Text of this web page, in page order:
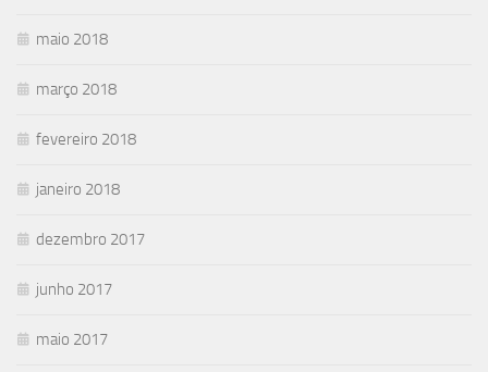
maio 2018
março 2018
fevereiro 2018
janeiro 2018
dezembro 2017
junho 2017
maio 2017